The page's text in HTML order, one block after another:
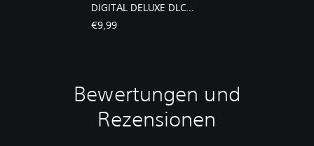
DIGITAL DELUXE DLC
BUNDLE
€9,99
Bewertungen und
Rezensionen